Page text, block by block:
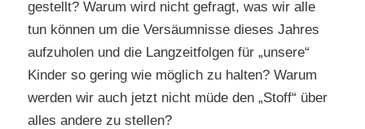
gestellt? Warum wird nicht gefragt, was wir alle
tun können um die Versäumnisse dieses Jahres
aufzuholen und die Langzeitfolgen für „unsere“
Kinder so gering wie möglich zu halten? Warum
werden wir auch jetzt nicht müde den „Stoff“ über
alles andere zu stellen?